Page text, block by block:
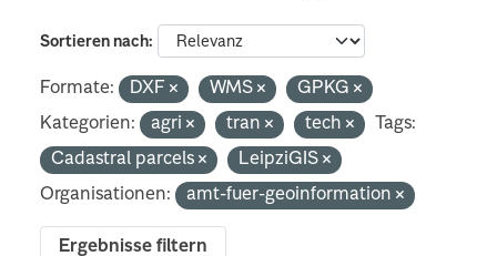
Sortieren nach
Formate: DXF WMS
GPKG
Kategorien:
agri tran tech
Tags:
Cadastral parcels
LeipziGIS
Organisationen:
amt-fuer-geoinformation
Ergebnisse filtern